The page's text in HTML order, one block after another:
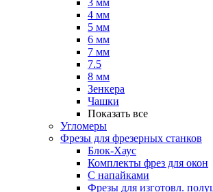
3 мм
4 мм
5 мм
6 мм
7 мм
7.5
8 мм
Зенкера
Чашки
Показать все
Угломеры
Фрезы для фрезерных станков
Блок-Хаус
Комплекты фрез для окон
С напайками
Фрезы для изготовл.